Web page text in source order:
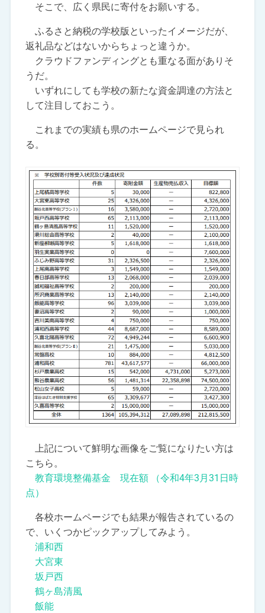
そこで、広く県民に寄付をお願いする。
ふるさと納税の学校版といったイメージだが、
返礼品などはないからちょっと違うか。
クラウドファンディングとも重なる面がありそ
うだ。
いずれにしても学校の新たな資金調達の方法と
して注目しておこう。
これまでの実績も県のホームページで見られ
る。
上記について鮮明な画像をご覧になりたい方は
こちら。
教育環境整備基金 現在額 （令和4年3月31日時
点）
各校ホームページでも結果が報告されているの
で、いくつかピックアップしてみよう。
浦和西
大宮東
坂戸西
鶴ヶ島清風
飯能